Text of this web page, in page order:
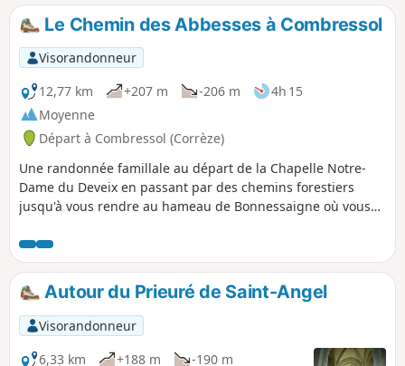
Le Chemin des Abbesses à Combressol
Visorandonneur
12,77 km
+207 m -206 m
4h 15
Moyenne
Départ à Combressol (Corrèze)
Une randonnée famillale au départ de la Chapelle Notre-
Dame du Deveix en passant par des chemins forestiers
jusqu'à vous rendre au hameau de Bonnessaigne où vous
des villageois qui appartenaient à l'époque à une ancienne
abbaye.
Autour du Prieuré de Saint-Angel
Visorandonneur
6,33 km
+188 m
-190 m